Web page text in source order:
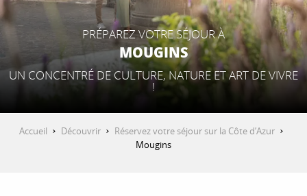
PRÉPAREZ VOTRE SÉJOUR À
MOUGINS
UN CONCENTRÉ DE CULTURE, NATURE ET ART DE VIVRE
!
Accueil Découvrir
Réservez votre séjour sur la Côte d’Azur
Mougins